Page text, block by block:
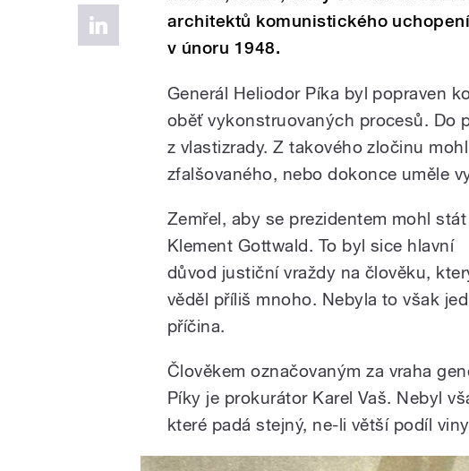
architektů komunistického
v únoru 1948.
Generál Heliodor Píka byl popraven
oběť vykonstruovaných procesů. Do
z vlastizrady. Z takového zločinu
zfalšovaného, nebo dokonce uměle
Zemřel, aby se prezidentem mohl stát
Klement Gottwald. To byl sice hlavní
důvod justiční vraždy na člověku,
věděl příliš mnoho. Nebyla to však
příčina.
Člověkem označovaným za vraha
Píky je prokurátor Karel Vaš. Nebyl
které padá stejný, ne-li větší podíl